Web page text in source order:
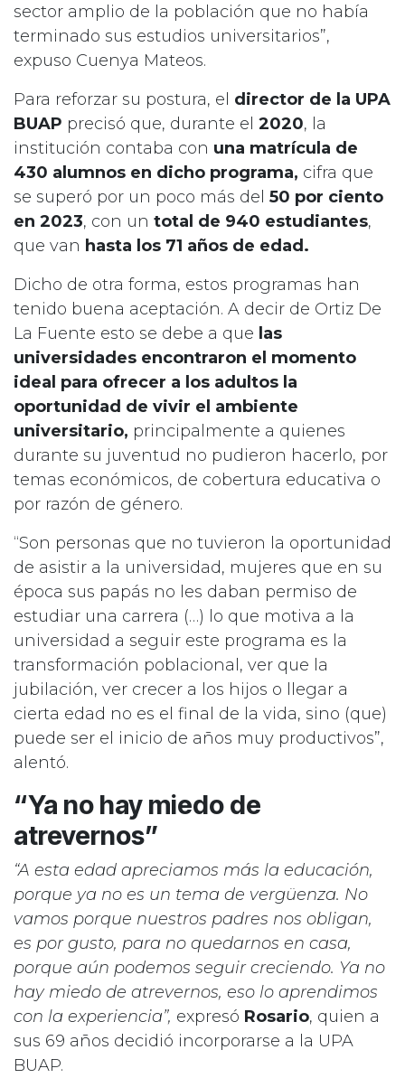
sector amplio de la población que no había
terminado sus estudios universitarios”,
expuso Cuenya Mateos.
Para reforzar su postura, el director de la UPA
BUAP precisó que, durante el 2020, la
institución contaba con una matrícula de
430 alumnos en dicho programa, cifra que
se superó por un poco más del 50 por ciento
en 2023, con un total de 940 estudiantes,
que van hasta los 71 años de edad.
Dicho de otra forma, estos programas han
tenido buena aceptación. A decir de Ortiz De
La Fuente esto se debe a que las
universidades encontraron el momento
ideal para ofrecer a los adultos la
oportunidad de vivir el ambiente
universitario, principalmente a quienes
durante su juventud no pudieron hacerlo, por
temas económicos, de cobertura educativa o
por razón de género.
“Son personas que no tuvieron la oportunidad
de asistir a la universidad, mujeres que en su
época sus papás no les daban permiso de
estudiar una carrera (…) lo que motiva a la
universidad a seguir este programa es la
transformación poblacional, ver que la
jubilación, ver crecer a los hijos o llegar a
cierta edad no es el final de la vida, sino (que)
puede ser el inicio de años muy productivos”,
alentó.
“Ya no hay miedo de
atrevernos”
“A esta edad apreciamos más la educación,
porque ya no es un tema de vergüenza. No
vamos porque nuestros padres nos obligan,
es por gusto, para no quedarnos en casa,
porque aún podemos seguir creciendo. Ya no
hay miedo de atrevernos, eso lo aprendimos
con la experiencia”, expresó Rosario, quien a
sus 69 años decidió incorporarse a la UPA
BUAP.